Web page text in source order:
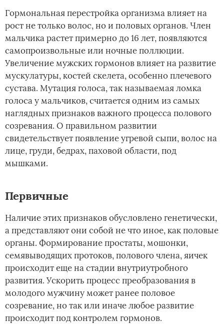
Гормональная перестройка организма влияет на
рост не только волос, но и половых органов. Член
мальчика растет примерно до 16 лет, появляются
самопроизвольные или ночные поллюции.
Увеличение мужских гормонов влияет на развитие
мускулатуры, костей скелета, особенно плечевого
сустава. Мутация голоса, так называемая ломка
голоса у мальчиков, считается одним из самых
наглядных признаков важного процесса полового
созревания. О правильном развитии
свидетельствует появление угревой сыпи, волос на
лице, груди, бедрах, паховой области, под
мышками.
Первичные
Наличие этих признаков обусловлено генетически,
а представляют они собой не что иное, как половые
органы. Формирование простаты, мошонки,
семявыводящих протоков, полового члена, яичек
происходит еще на стадии внутриутробного
развития. Ускорить процесс преобразования в
молодого мужчину может ранее половое
созревание, но так или иначе любое развитие
происходит под контролем гормонов.